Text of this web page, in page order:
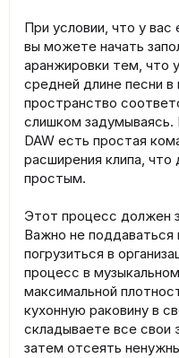
При условии, что у вас
вы можете начать
аранжировки тем, что
средней длине песни
пространство
слишком
DAW есть простая
расширения клипа,
простым.
Этот процесс должен
Важно не
погрузиться в
процесс в
максимальной
кухонную раковину в
складываете все свои
затем отсеять